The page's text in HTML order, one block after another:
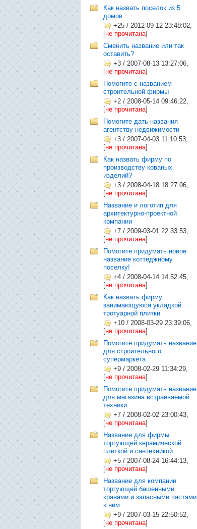
Как назвать поселок из 5
домов
+25 / 2012-09-12 23:48:02,
[не прочитана]
Сменить название или так
оставить?
+3 / 2007-08-13 13:27:06,
[не прочитана]
Помогите с названием
строительной фирмы
+2 / 2008-05-14 09:46:22,
[не прочитана]
Помогите дать названия
агентству недвижимости
+3 / 2007-04-03 11:10:53,
[не прочитана]
Как назвать фирму по
производству кованых
изделий?
+3 / 2008-04-18 18:27:06,
[не прочитана]
Название и логотип для
архитектурно-проектной
компании
+7 / 2009-03-01 22:33:53,
[не прочитана]
Помогите придумать новое
название коттеджному
поселку!
+4 / 2008-04-14 14:52:45,
[не прочитана]
Как назвать фирму
занимающуюся укладкой
тротуарной плитки
+10 / 2008-03-29 23:39:06,
[не прочитана]
Помогите придумать название
для строительного
супермаркета
+9 / 2008-02-29 11:34:29,
[не прочитана]
Помогите придумать название
для магазина встраиваемой
техники
+7 / 2008-02-02 23:00:43,
[не прочитана]
Название для фирмы
торгующей керамической
плиткой и сантехникой
+5 / 2007-08-24 16:44:13,
[не прочитана]
Название для компании
торгующей башенными
кранами и запасными частями
к ним
+9 / 2007-03-15 22:50:52,
[не прочитана]